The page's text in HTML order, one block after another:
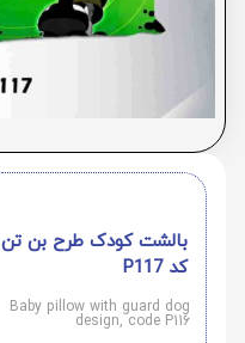
بالشت کودک طرح بن تن
کد P117
Baby pillow with guard dog
design, code P116